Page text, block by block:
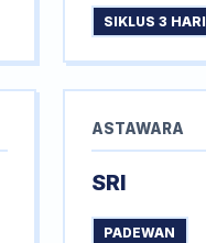
SIKLUS 3 HARI
ASTAWARA
SRI
PADEWAN